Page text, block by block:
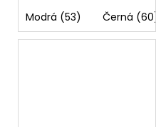
Modrá (53) Černá (60)